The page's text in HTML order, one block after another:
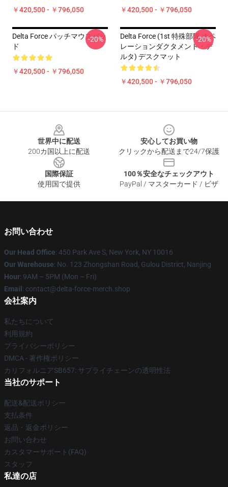
￥420,500 - ￥796,050 ￥420,500 - ￥796,050
Delta Force パッチマウスパッ
ド
￥420,500 - ￥796,050
-20%
Delta Force (1st 特殊部隊 オペ
レーションダクタメント・デ
ルタ) デスクマット
￥420,500 - ￥796,050
-20%
世界中に配送
200カ国以上に配送
安心してお買い物
クリックから配送まで24/7保護
国際保証
使用国で提供
100％安全なチェックアウト
PayPal / マスターカード / ビザ
お問い合わせ
Our Head Office: 450 Park Ave S, New York, NY 10016
Our Warehouse: No. 123 Zhongshan Road, Gulou District, Nanjing
Hour: 9AM – 5PM (Mon – Fri)
Email : contact@delta-force-merch.shop
会社案内
私たちについて
利用規約
プライバシーポリシー
DMCA - 著作権ポリシー
カリフォルニアSB657: サプライチェーンの透明性法
当社のサポート
配送&配送ポリシー
支払条件
返品・返金ポリシー
お問い合わせ
カスタマーサポート(FAQ)
スタッフ
私達の店